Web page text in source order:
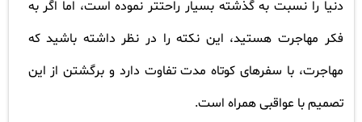
دنیا را نسبت به گذشته بسیار راحتتر نموده است، اما اگر به
فکر مهاجرت هستید، این نکته را در نظر داشته باشید که
مهاجرت، با سفرهای کوتاه مدت تفاوت دارد و برگشتن از این
تصمیم با عواقبی همراه است.